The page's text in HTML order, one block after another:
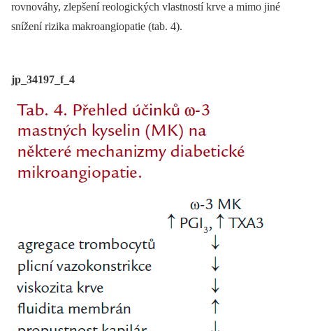
rovnováhy, zlepšení reologických vlastností krve a mimo jiné
snížení rizika makroangiopatie (tab. 4).
jp_34197_f_4